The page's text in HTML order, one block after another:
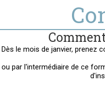
Dès le mois de janvier, prenez
ou par l'intermédiaire de ce